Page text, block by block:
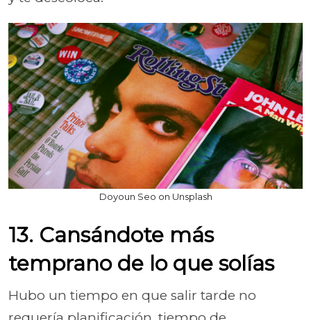
Doyoun Seo on Unsplash
13. Cansándote más
temprano de lo que solías
Hubo un tiempo en que salir tarde no